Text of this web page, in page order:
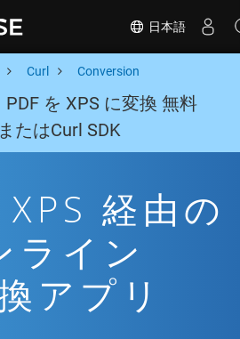
日本語
Curl Conversion
を XPS に変換 無料
たはCurl SDK
経由の
ライン
アプリ